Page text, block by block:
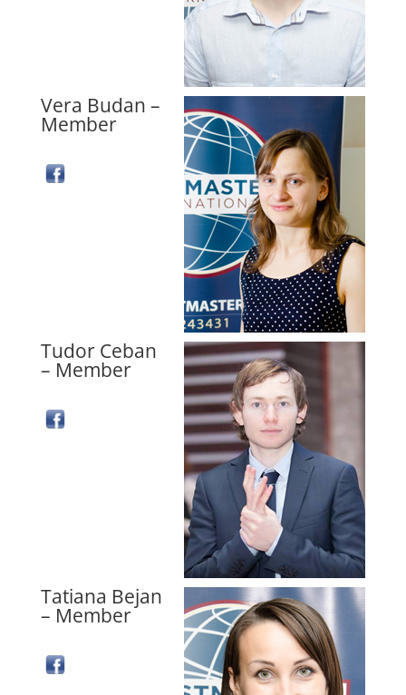
Vera Budan –
Member
Tudor Ceban
– Member
Tatiana Bejan
– Member